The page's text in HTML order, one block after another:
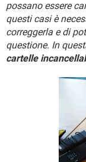
TIKTOK
HARDWARE
INSTAGRAM
TIKTOK
HARDWARE
INTRATTENIMENTO
iOS
INSTAGRAM
possano essere
questi casi è
correggerla e di
questione. In
cartelle